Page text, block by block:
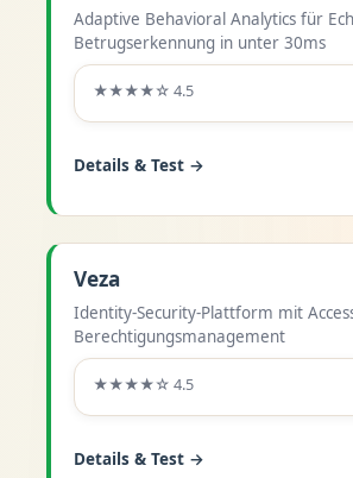
Adaptive Behavioral Analytics für
Betrugserkennung in unter 30ms
★★★★☆ 4.5
Details & Test →
Veza
Identity-Security-Plattform mit
Berechtigungsmanagement
★★★★☆ 4.5
Details & Test →